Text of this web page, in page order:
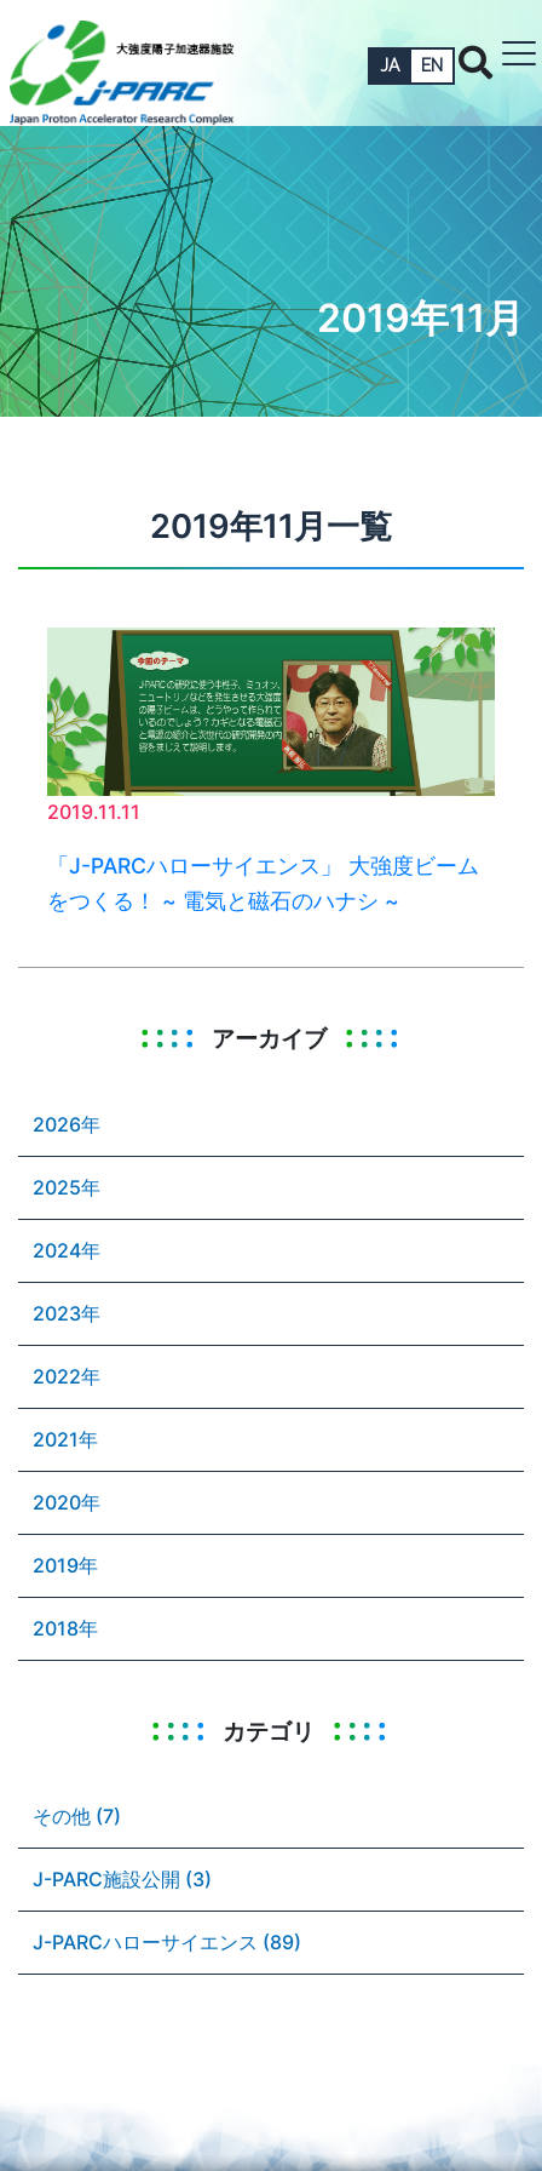
JA EN
2019年11月
2019年11月一覧
2019.11.11
「J-PARCハローサイエンス」 大強度ビーム
をつくる！ ~ 電気と磁石のハナシ ~
アーカイブ
2026年
2025年
2024年
2023年
2022年
2021年
2020年
2019年
2018年
カテゴリ
その他 (7)
J-PARC施設公開 (3)
J-PARCハローサイエンス (89)